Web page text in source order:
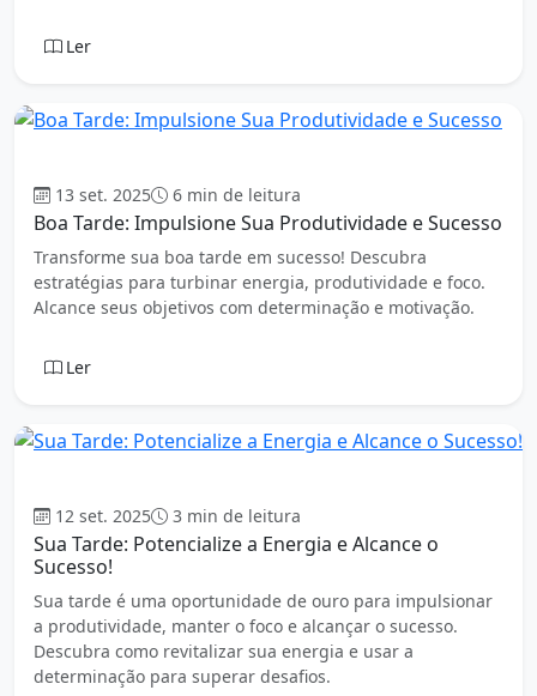
Ler
13 set. 2025 6 min de leitura
Boa Tarde: Impulsione Sua Produtividade e Sucesso
Transforme sua boa tarde em sucesso! Descubra
estratégias para turbinar energia, produtividade e foco.
Alcance seus objetivos com determinação e motivação.
Ler
12 set. 2025 3 min de leitura
Sua Tarde: Potencialize a Energia e Alcance o
Sucesso!
Sua tarde é uma oportunidade de ouro para impulsionar
a produtividade, manter o foco e alcançar o sucesso.
Descubra como revitalizar sua energia e usar a
determinação para superar desafios.